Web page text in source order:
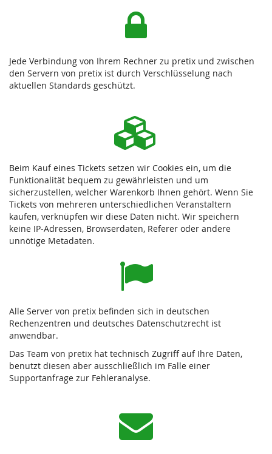
Jede Verbindung von Ihrem Rechner zu pretix und zwischen
den Servern von pretix ist durch Verschlüsselung nach
aktuellen Standards geschützt.
Beim Kauf eines Tickets setzen wir Cookies ein, um die
Funktionalität bequem zu gewährleisten und um
sicherzustellen, welcher Warenkorb Ihnen gehört. Wenn Sie
Tickets von mehreren unterschiedlichen Veranstaltern
kaufen, verknüpfen wir diese Daten nicht. Wir speichern
keine IP-Adressen, Browserdaten, Referer oder andere
unnötige Metadaten.
Alle Server von pretix befinden sich in deutschen
Rechenzentren und deutsches Datenschutzrecht ist
anwendbar.
Das Team von pretix hat technisch Zugriff auf Ihre Daten,
benutzt diesen aber ausschließlich im Falle einer
Supportanfrage zur Fehleranalyse.